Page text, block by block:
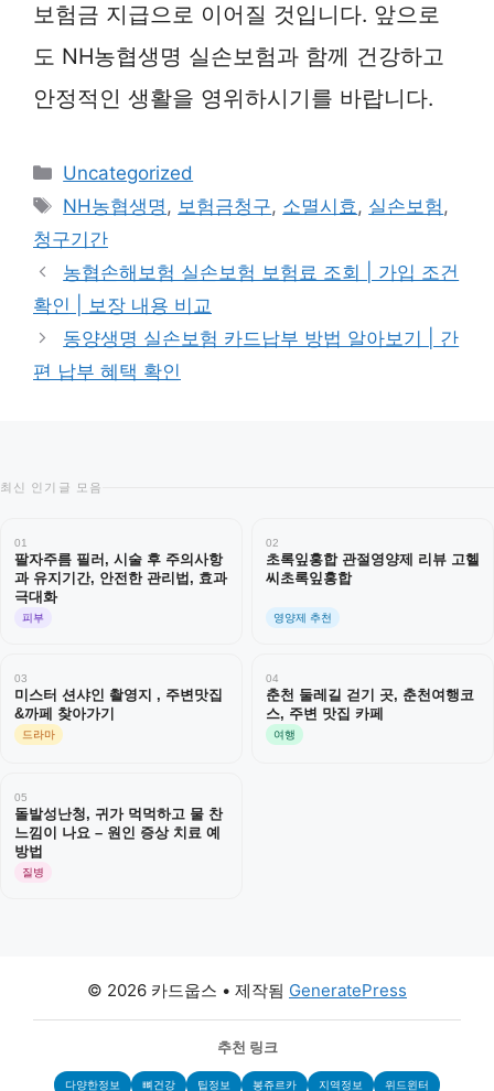
보험금 지급으로 이어질 것입니다. 앞으로
도 NH농협생명 실손보험과 함께 건강하고
안정적인 생활을 영위하시기를 바랍니다.
카
테
리
Uncategorized
태
그
NH농협생명, 보험금청구, 소멸시효, 실손보험,
청구기간
농협손해보험 실손보험 보험료 조회 | 가입 조건
확인 | 보장 내용 비교
동양생명 실손보험 카드납부 방법 알아보기 | 간
편 납부 혜택 확인
최신 인기글 모음
01
팔자주름 필러, 시술 후 주의사항
과 유지기간, 안전한 관리법, 효과
극대화
피부
02
초록잎홍합 관절영양제 리뷰 고헬
씨초록잎홍합
영양제 추천
03
미스터 션샤인 촬영지 , 주변맛집
&까페 찾아가기
드라마
04
춘천 둘레길 걷기 곳, 춘천여행코
스, 주변 맛집 카페
여행
05
돌발성난청, 귀가 먹먹하고 물 찬
느낌이 나요 – 원인 증상 치료 예
방법
질병
© 2026 카드웁스 • 제작됨 GeneratePress
추천 링크
다양한정보 뼈건강 팁정보 봉쥬르카 지역정보 위드윈터